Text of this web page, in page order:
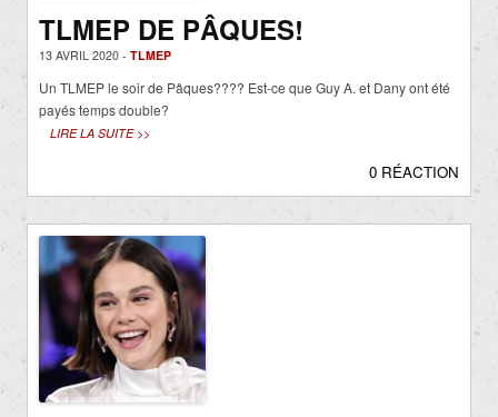
TLMEP DE PÂQUES!
13 AVRIL 2020 - TLMEP
Un TLMEP le soir de Pâques???? Est-ce que Guy A. et Dany ont été
payés temps double?
LIRE LA SUITE >>
0 RÉACTION